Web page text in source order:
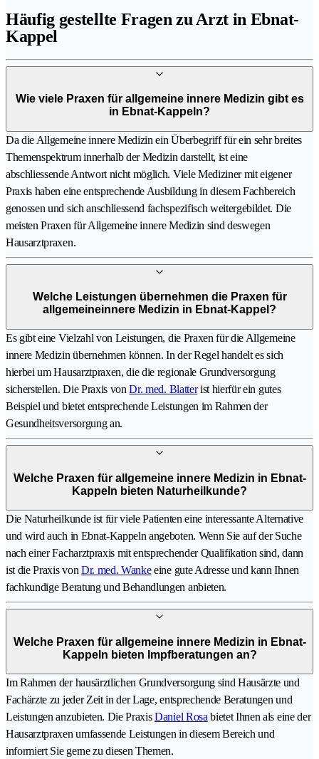
Häufig gestellte Fragen zu Arzt in Ebnat-
Kappel
Wie viele Praxen für allgemeine innere Medizin gibt es
in Ebnat-Kappeln?
Da die Allgemeine innere Medizin ein Überbegriff für ein sehr breites
Themenspektrum innerhalb der Medizin darstellt, ist eine
abschliessende Antwort nicht möglich. Viele Mediziner mit eigener
Praxis haben eine entsprechende Ausbildung in diesem Fachbereich
genossen und sich anschliessend fachspezifisch weitergebildet. Die
meisten Praxen für Allgemeine innere Medizin sind deswegen
Hausarztpraxen.
Welche Leistungen übernehmen die Praxen für
allgemeineinnere Medizin in Ebnat-Kappel?
Es gibt eine Vielzahl von Leistungen, die Praxen für die Allgemeine
innere Medizin übernehmen können. In der Regel handelt es sich
hierbei um Hausarztpraxen, die die regionale Grundversorgung
sicherstellen. Die Praxis vonDr. med. Blatterist hierfür ein gutes
Beispiel und bietet entsprechende Leistungen im Rahmen der
Gesundheitsversorgung an.
Welche Praxen für allgemeine innere Medizin in Ebnat-
Kappeln bieten Naturheilkunde?
Die Naturheilkunde ist für viele Patienten eine interessante Alternative
und wird auch in Ebnat-Kappeln angeboten. Wenn Sie auf der Suche
nach einer Facharztpraxis mit entsprechender Qualifikation sind, dann
ist die Praxis von Dr. med. Wankeeine gute Adresse und kann Ihnen
fachkundige Beratung und Behandlungen anbieten.
Welche Praxen für allgemeine innere Medizin in Ebnat-
Kappeln bieten Impfberatungen an?
Im Rahmen der hausärztlichen Grundversorgung sind Hausärzte und
Fachärzte zu jeder Zeit in der Lage, entsprechende Beratungen und
Leistungen anzubieten. Die PraxisDaniel Rosa bietet Ihnen als eine der
Hausarztpraxen umfassende Leistungen in diesem Bereich und
informiert Sie gerne zu diesen Themen.